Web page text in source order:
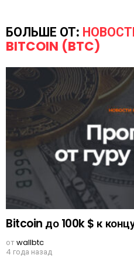
БОЛЬШЕ ОТ:
BITCOIN (BTC)
Bitcoin до 100k $ к
отwallbtc
4 года назад